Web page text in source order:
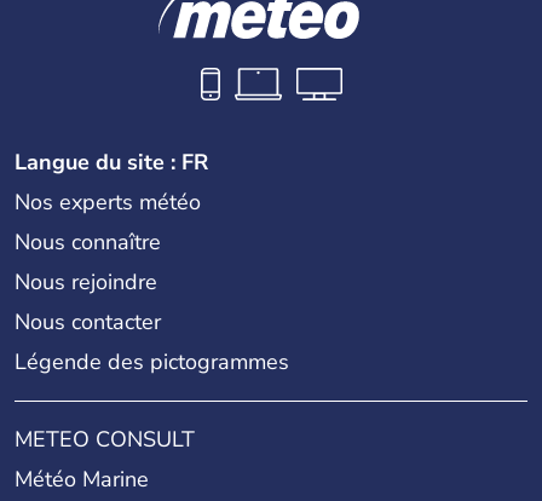
Langue du site : FR
Nos experts météo
Nous connaître
Nous rejoindre
Nous contacter
Légende des pictogrammes
METEO CONSULT
Météo Marine